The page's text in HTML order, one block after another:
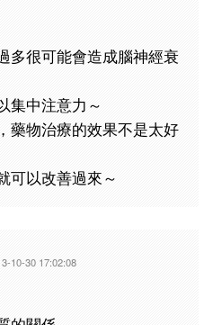
多很可能會造成腦神經衰
集中注意力～
藥物治療的效果不是太好
可以改善過來～
10-30 17:02:08